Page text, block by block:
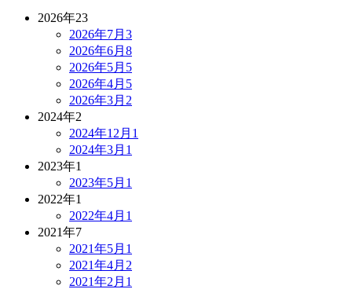
2026年23
2026年7月 3
2026年6月 8
2026年5月 5
2026年4月 5
2026年3月 2
2024年2
2024年12月 1
2024年3月 1
2023年1
2023年5月 1
2022年1
2022年4月 1
2021年7
2021年5月 1
2021年4月 2
2021年2月 1